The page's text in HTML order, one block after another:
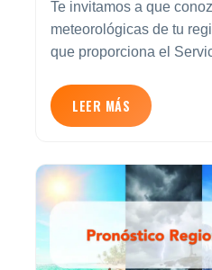
Te invitamos a que
meteorológicas de tu
que proporciona el
LEER MÁS